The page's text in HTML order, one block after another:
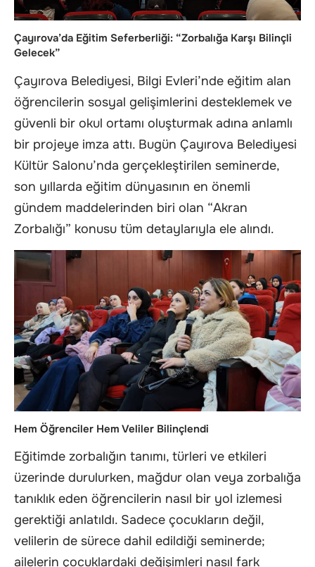
Çayırova’da Eğitim Seferberliği: “Zorbalığa Karşı Bilinçli
Gelecek”
Çayırova Belediyesi, Bilgi Evleri’nde eğitim alan
öğrencilerin sosyal gelişimlerini desteklemek ve
güvenli bir okul ortamı oluşturmak adına anlamlı
bir projeye imza attı. Bugün Çayırova Belediyesi
Kültür Salonu’nda gerçekleştirilen seminerde,
son yıllarda eğitim dünyasının en önemli
gündem maddelerinden biri olan “Akran
Zorbalığı” konusu tüm detaylarıyla ele alındı.
Hem Öğrenciler Hem Veliler Bilinçlendi
Eğitimde zorbalığın tanımı, türleri ve etkileri
üzerinde durulurken, mağdur olan veya zorbalığa
tanıklık eden öğrencilerin nasıl bir yol izlemesi
gerektiği anlatıldı. Sadece çocukların değil,
velilerin de sürece dahil edildiği seminerde;
ailelerin çocuklardaki değişimleri nasıl fark